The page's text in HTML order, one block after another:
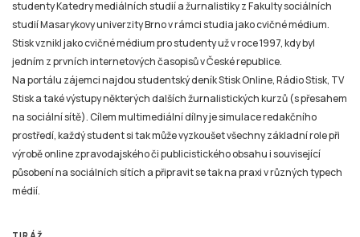
studenty Katedry mediálních studií a žurnalistiky z Fakulty sociálních
studií Masarykovy univerzity Brno v rámci studia jako cvičné médium.
Stisk vznikl jako cvičné médium pro studenty už v roce 1997, kdy byl
jedním z prvních internetových časopisů v České republice.
Na portálu zájemci najdou studentský deník Stisk Online, Rádio Stisk, TV
Stisk a také výstupy některých dalších žurnalistických kurzů (s přesahem
na sociální sítě). Cílem multimediální dílny je simulace redakčního
prostředí, každý student si tak může vyzkoušet všechny základní role při
výrobě online zpravodajského či publicistického obsahu i související
působení na sociálních sítích a připravit se tak na praxi v různých typech
médií.